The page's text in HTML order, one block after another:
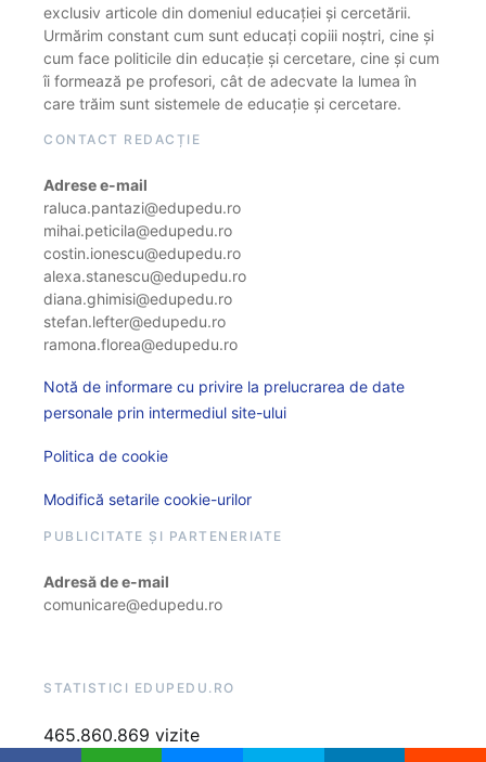
exclusiv articole din domeniul educației și cercetării.
Urmărim constant cum sunt educați copiii noștri, cine și
cum face politicile din educație și cercetare, cine și cum
îi formează pe profesori, cât de adecvate la lumea în
care trăim sunt sistemele de educație și cercetare.
CONTACT REDACȚIE
Adrese e-mail
raluca.pantazi@edupedu.ro
mihai.peticila@edupedu.ro
costin.ionescu@edupedu.ro
alexa.stanescu@edupedu.ro
diana.ghimisi@edupedu.ro
stefan.lefter@edupedu.ro
ramona.florea@edupedu.ro
Notă de informare cu privire la prelucrarea de date
personale prin intermediul site-ului
Politica de cookie
Modifică setarile cookie-urilor
PUBLICITATE ȘI PARTENERIATE
Adresă de e-mail
comunicare@edupedu.ro
STATISTICI EDUPEDU.RO
465.860.869 vizite